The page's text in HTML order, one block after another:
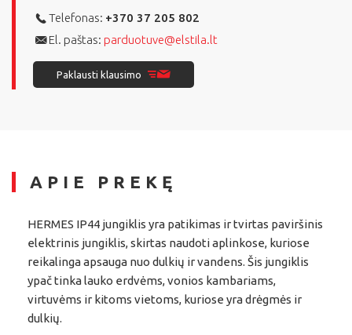
Telefonas: +370 37 205 802
El. paštas: parduotuve@elstila.lt
Paklausti klausimo
APIE PREKĘ
HERMES IP44 jungiklis yra patikimas ir tvirtas paviršinis
elektrinis jungiklis, skirtas naudoti aplinkose, kuriose
reikalinga apsauga nuo dulkių ir vandens. Šis jungiklis
ypač tinka lauko erdvėms, vonios kambariams,
virtuvėms ir kitoms vietoms, kuriose yra drėgmės ir
dulkių.